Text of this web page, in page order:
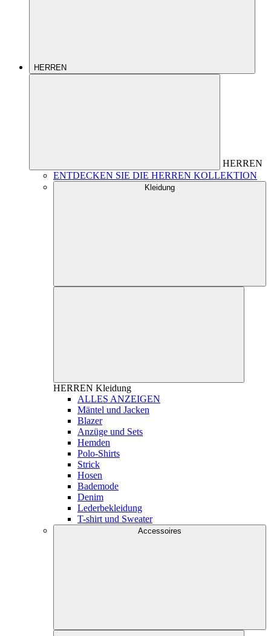
HERREN
HERREN
ENTDECKEN SIE DIE HERREN KOLLEKTION
Kleidung
HERREN Kleidung
ALLES ANZEIGEN
Mäntel und Jacken
Blazer
Anzüge und Sets
Hemden
Polo-Shirts
Strick
Hosen
Bademode
Denim
Lederbekleidung
T-shirt und Sweater
Accessoires